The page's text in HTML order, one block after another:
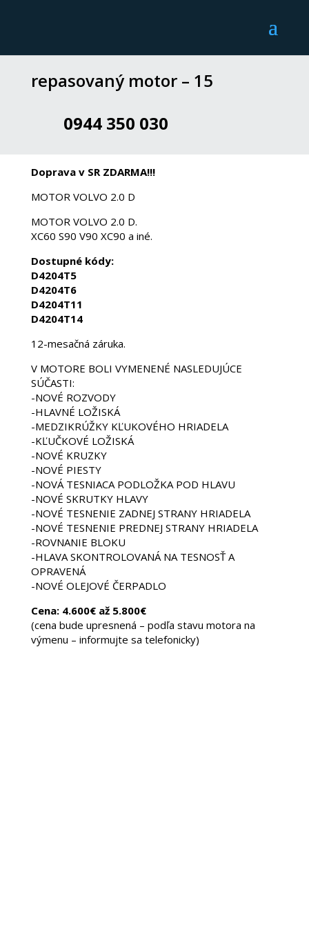
repasovaný motor – 15
0944 350 030
Doprava v SR ZDARMA!!!
MOTOR VOLVO 2.0 D
MOTOR VOLVO 2.0 D.
XC60 S90 V90 XC90 a iné.
Dostupné kódy:
D4204T5
D4204T6
D4204T11
D4204T14
12-mesačná záruka.
V MOTORE BOLI VYMENENÉ NASLEDUJÚCE
SÚČASTI:
-NOVÉ ROZVODY
-HLAVNÉ LOŽISKÁ
-MEDZIKRÚŽKY KĽUKOVÉHO HRIADELA
-KĽUČKOVÉ LOŽISKÁ
-NOVÉ KRUZKY
-NOVÉ PIESTY
-NOVÁ TESNIACA PODLOŽKA POD HLAVU
-NOVÉ SKRUTKY HLAVY
-NOVÉ TESNENIE ZADNEJ STRANY HRIADELA
-NOVÉ TESNENIE PREDNEJ STRANY HRIADELA
-ROVNANIE BLOKU
-HLAVA SKONTROLOVANÁ NA TESNOSŤ A
OPRAVENÁ
-NOVÉ OLEJOVÉ ČERPADLO
Cena: 4.600€ až 5.800€
(cena bude upresnená – podľa stavu motora na
výmenu – informujte sa telefonicky)